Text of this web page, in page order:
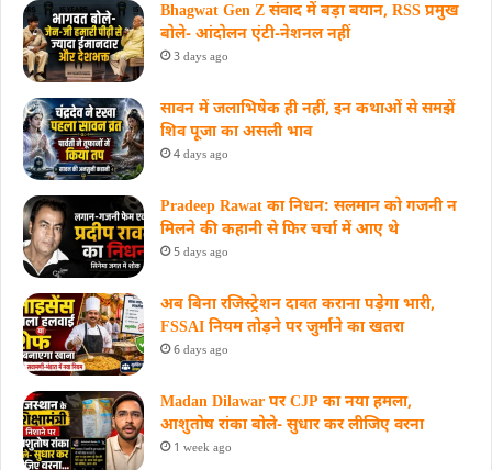
Bhagwat Gen Z संवाद में बड़ा बयान, RSS प्रमुख
बोले- आंदोलन एंटी-नेशनल नहीं
3 days ago
सावन में जलाभिषेक ही नहीं, इन कथाओं से समझें
शिव पूजा का असली भाव
4 days ago
Pradeep Rawat का निधन: सलमान को गजनी न
मिलने की कहानी से फिर चर्चा में आए थे
5 days ago
अब बिना रजिस्ट्रेशन दावत कराना पड़ेगा भारी,
FSSAI नियम तोड़ने पर जुर्माने का खतरा
6 days ago
Madan Dilawar पर CJP का नया हमला,
आशुतोष रांका बोले- सुधार कर लीजिए वरना
1 week ago